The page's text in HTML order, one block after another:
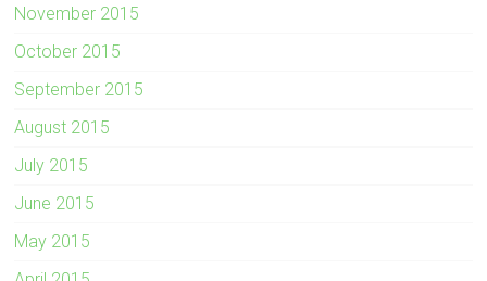
November 2015
October 2015
September 2015
August 2015
July 2015
June 2015
May 2015